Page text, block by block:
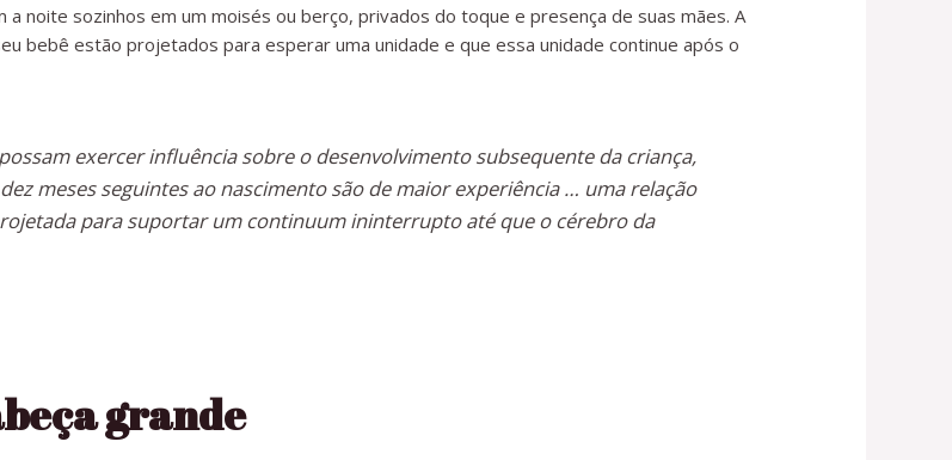
noite sozinhos em um moisés ou berço, privados do toque e presença de suas mães. A
bebê estão projetados para esperar uma unidade e que essa unidade continue após o
exercer influência sobre o desenvolvimento subsequente da criança,
meses seguintes ao nascimento são de maior experiência … uma relação
para suportar um continuum ininterrupto até que o cérebro da
grande